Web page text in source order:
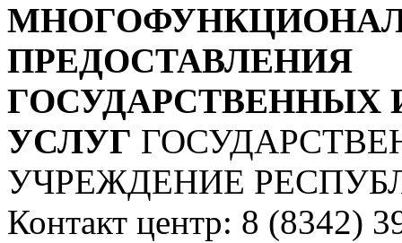
ПРЕДОСТАВЛЕНИЯ
УСЛУГ
УЧРЕЖДЕНИЕ
Контакт центр: 8 (8342)